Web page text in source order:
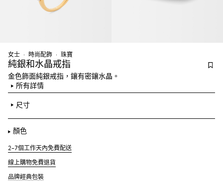
女士 時尚配飾 珠寶
純銀和水晶戒指
金色飾面純銀戒指，鑲有密鑲水晶。
所有詳情
尺寸
顏色
2–7個工作天內免費配送
線上購物免費退貨
品牌經典包裝